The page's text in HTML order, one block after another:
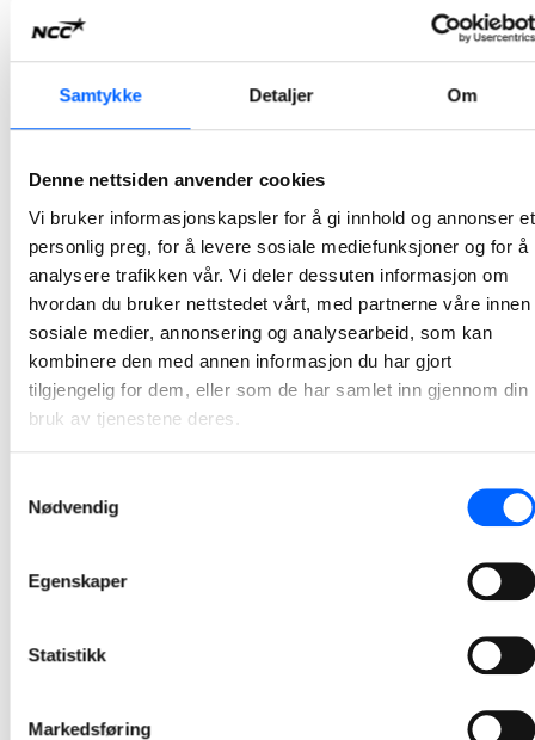
Samtykke Detaljer Om
Denne nettsiden anvender cookies
Vi bruker informasjonskapsler for å gi innhold og annonser et
personlig preg, for å levere sosiale mediefunksjoner og for å
analysere trafikken vår. Vi deler dessuten informasjon om
hvordan du bruker nettstedet vårt, med partnerne våre innen
sosiale medier, annonsering og analysearbeid, som kan
kombinere den med annen informasjon du har gjort
tilgjengelig for dem, eller som de har samlet inn gjennom din
bruk av tjenestene deres.
Nødvendig
Egenskaper
Statistikk
Markedsføring
2022-11-21 10:01
NCC overleverte Venjar – Eidsvoll: Krysset mållinjen
langt foran skjema
2022-11-03 14:45
Rehabiliterte Halden helsehus er nå åpent for
publikum
2022-10-10 17:38
Fredag denne uken kunne Oslos ordfører offisielt åpne NCC-bygde Manglerud bad og aktivitetshus, og lørdag 24.september er anlegget åpent for publikum.